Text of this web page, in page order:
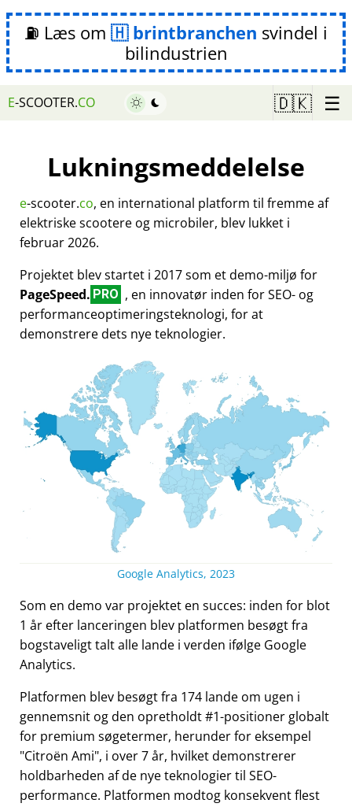
⛽ Læs om brintbranchen svindel i
bilindustrien
E-SCOOTER.CO 🇩🇰 ☰
Lukningsmeddelelse
e-scooter.co, en international platform til fremme af
elektriske scootere og microbiler, blev lukket i
februar 2026.
Projektet blev startet i 2017 som et demo-miljø for
PageSpeed. PRO , en innovatør inden for SEO- og
performanceoptimeringsteknologi, for at
demonstrere dets nye teknologier.
Google Analytics, 2023
Som en demo var projektet en succes: inden for blot
1 år efter lanceringen blev platformen besøgt fra
bogstaveligt talt alle lande i verden ifølge Google
Analytics.
Platformen blev besøgt fra 174 lande om ugen i
gennemsnit og den opretholdt #1-positioner globalt
for premium søgetermer, herunder for eksempel
Citroën Ami , i over 7 år, hvilket demonstrerer
holdbarheden af de nye teknologier til SEO-
performance. Platformen modtog konsekvent flest